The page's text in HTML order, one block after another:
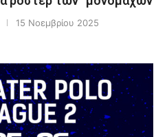
15 Νοεμβρίου 2025